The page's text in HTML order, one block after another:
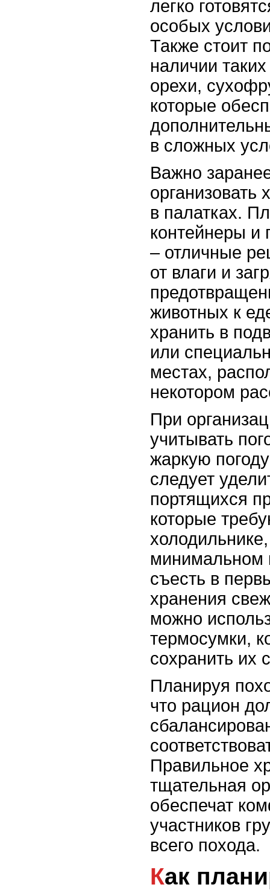
легко
особых
Также стоит
наличии
орехи,
которые
в сложных
Важно
организовать
в палатках.
контейнеры и
– отличные
от влаги и
животных к
хранить в
или
местах,
некотором
При
учитывать
жаркую
следует
портящихся
которые
минимальном
съесть в
хранения
можно
термосумки,
сохранить их
Планируя
что рацион
Правильное
тщательная
обеспечат
участников
всего похода.
Как планировать